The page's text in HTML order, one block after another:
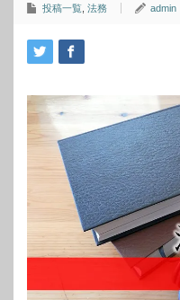
投稿一覧 法務 admin